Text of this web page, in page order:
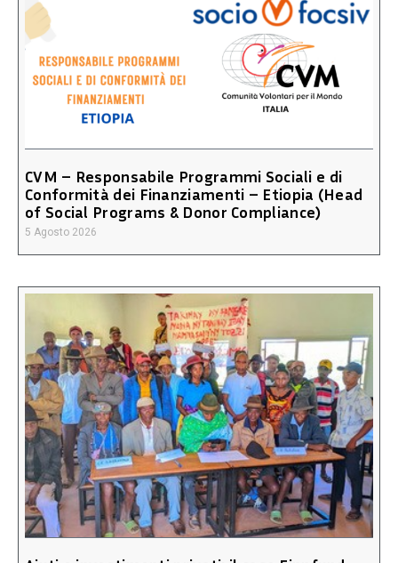
CVM – Responsabile Programmi Sociali e di
Conformità dei Finanziamenti – Etiopia (Head
of Social Programs & Donor Compliance)
5 Agosto 2026